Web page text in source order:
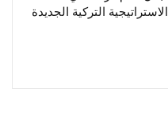
الاستراتيجية التركية الجديدة